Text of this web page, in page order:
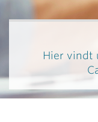
Hier vindt